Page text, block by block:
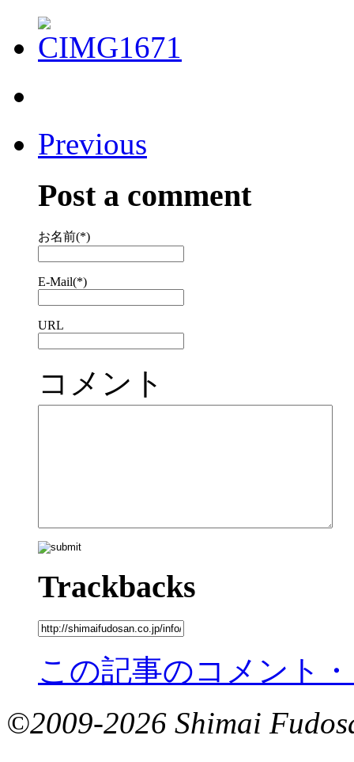
Previous
Post a comment
お名前(*)
E-Mail(*)
URL
コメント
Trackbacks
この記事のコメント
©2009-2026 Shimai